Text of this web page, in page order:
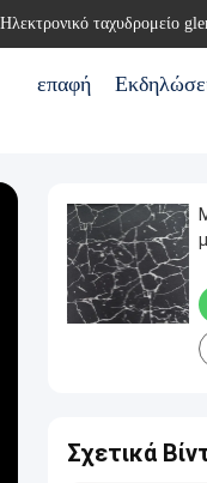
Ηλεκτρονικό ταχυδρομείο
επαφή
Σχετικά